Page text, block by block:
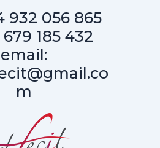
932 056 865
185 432
email:
m